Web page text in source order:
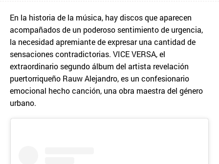
En la historia de la música, hay discos que aparecen
acompañados de un poderoso sentimiento de urgencia,
la necesidad apremiante de expresar una cantidad de
sensaciones contradictorias. VICE VERSA, el
extraordinario segundo álbum del artista revelación
puertorriqueño Rauw Alejandro, es un confesionario
emocional hecho canción, una obra maestra del género
urbano.